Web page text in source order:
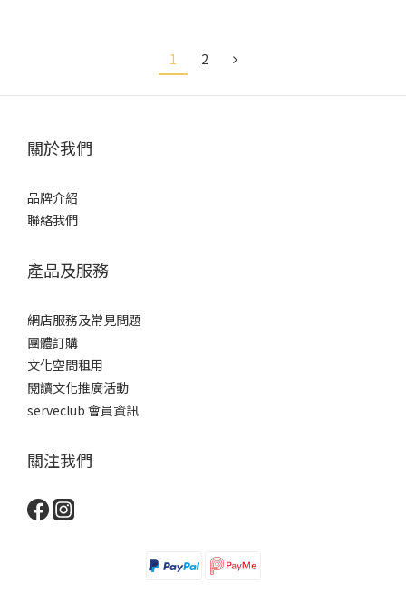
1 2
關於我們
品牌介紹
聯絡我們
產品及服務
網店服務及常見問題
團體訂購
文化空間租用
閱讀文化推廣活動
serveclub 會員資訊
關注我們